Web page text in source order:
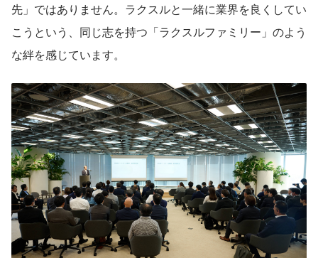
先」ではありません。ラクスルと一緒に業界を良くしてい
こうという、同じ志を持つ「ラクスルファミリー」のよう
な絆を感じています。